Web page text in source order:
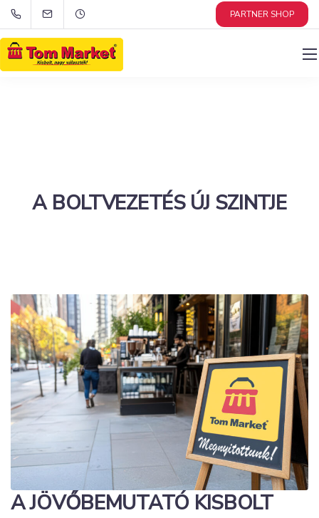
PARTNER SHOP
A BOLTVEZETÉS ÚJ SZINTJE
A JÖVŐBEMUTATÓ KISBOLT